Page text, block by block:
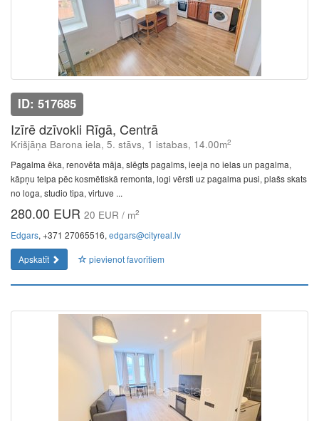
ID: 517685
Izīrē dzīvokli Rīgā, Centrā
Krišjāņa Barona iela, 5. stāvs, 1 istabas, 14.00m2
Pagalma ēka, renovēta māja, slēgts pagalms, ieeja no ielas un pagalma,
kāpņu telpa pēc kosmētiskā remonta, logi vērsti uz pagalma pusi, plašs skats
no loga, studio tipa, virtuve ...
280.00 EUR 20 EUR / m2
Edgars, +371 27065516, edgars@cityreal.lv
Apskatīt
pievienot favorītiem